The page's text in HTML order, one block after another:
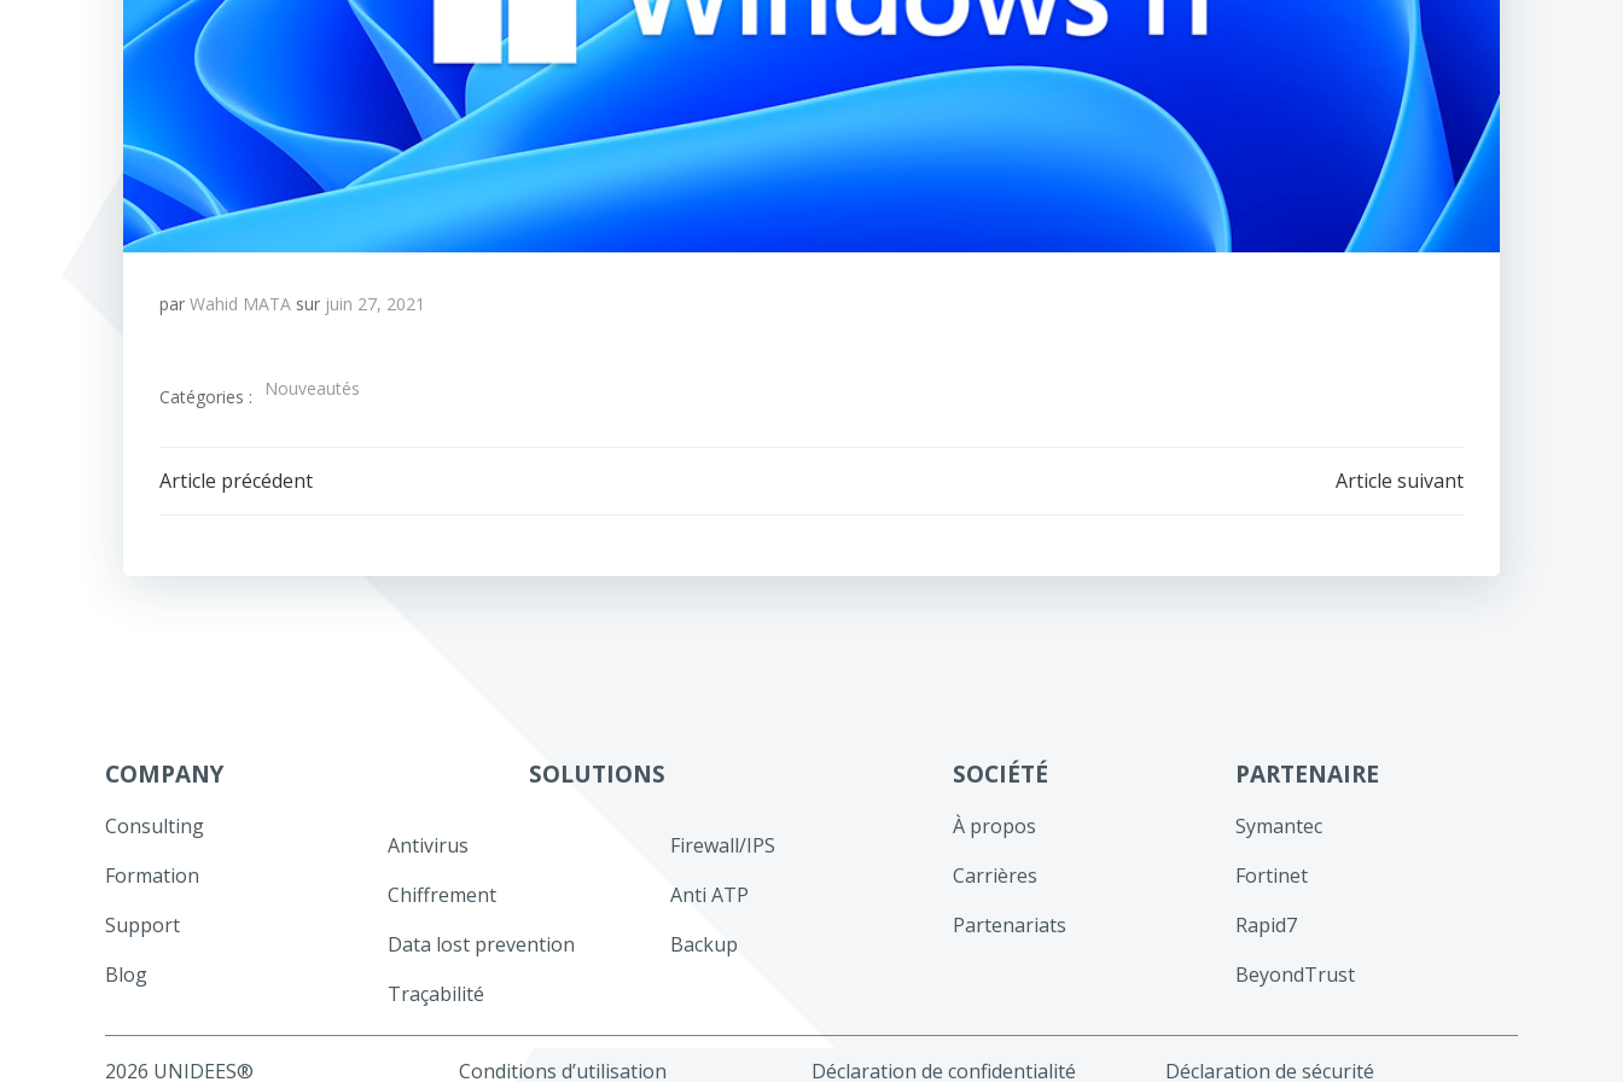
par Wahid MATA sur juin 27, 2021
Catégories : Nouveautés
Navigation
Article précédent Article suivant
COMPANY
Consulting
Formation
Support
Blog
SOLUTIONS
Antivirus
Chiffrement
Data lost prevention
Traçabilité
Firewall/IPS
Anti ATP
Backup
SOCIÉTÉ
À propos
Carrières
Partenariats
PARTENAIRE
Symantec
Fortinet
Rapid7
BeyondTrust
2026 UNIDEES® Conditions d’utilisation Déclaration de confidentialité Déclaration de sécurité